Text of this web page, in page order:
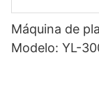
Máquina de
Modelo: YL-